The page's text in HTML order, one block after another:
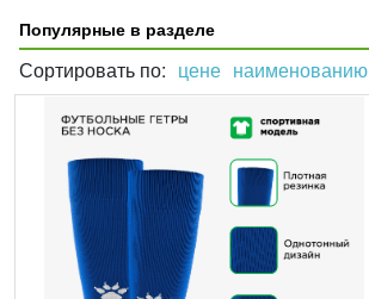
Популярные в разделе
Сортировать по: цене наименованию